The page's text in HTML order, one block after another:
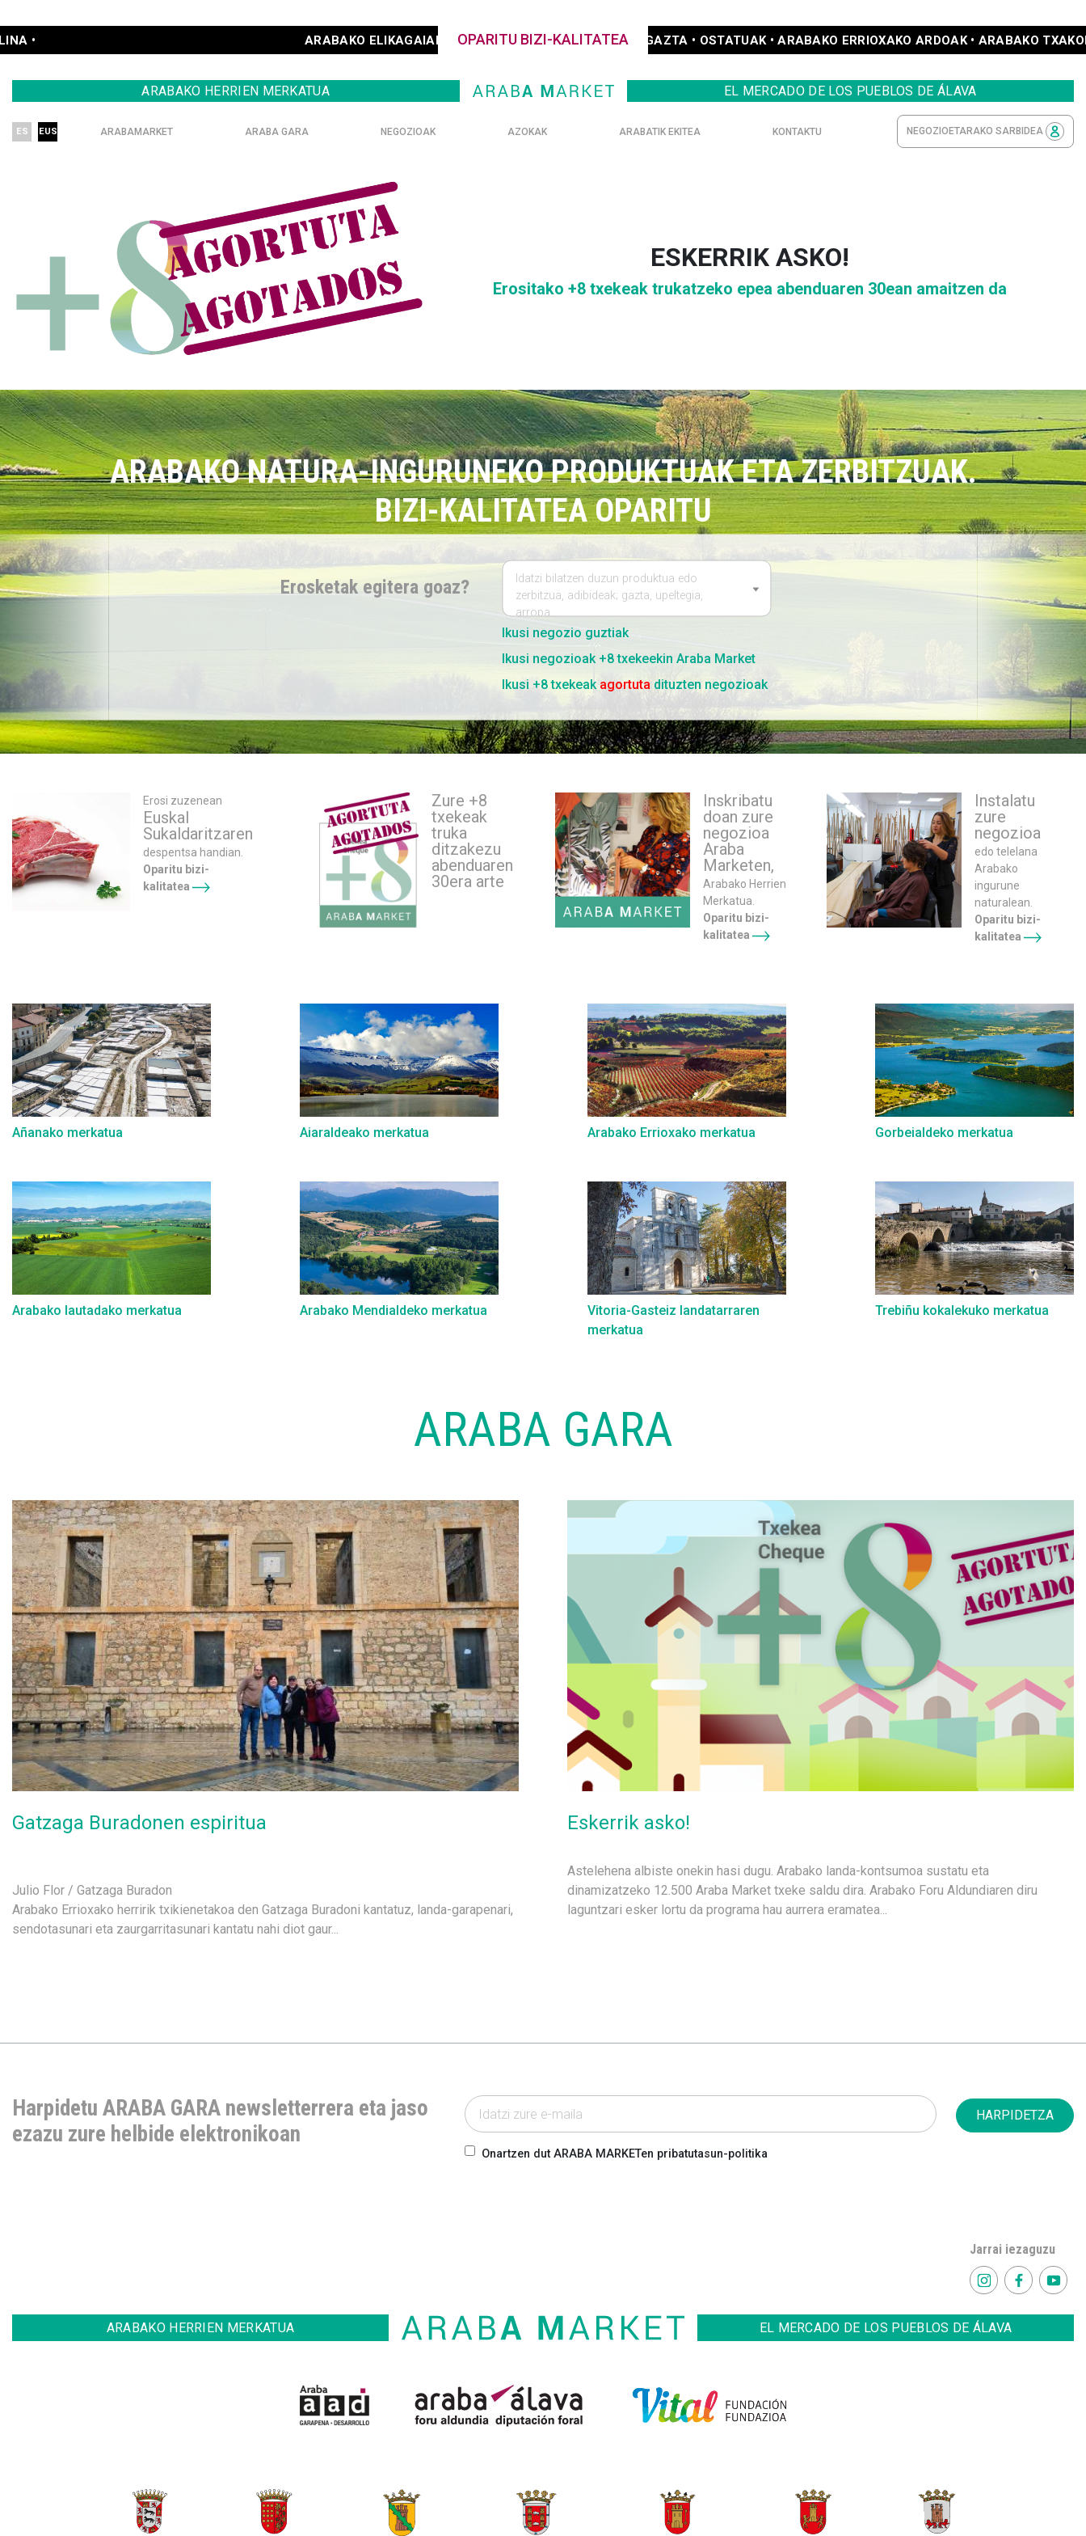
ARABAKO ELIKAGAIAK • AÑANAKO GATZA • IDIAZABAL GAZTA • OSTATUAK • ARABAKO ERRIOXAKO ARDOAK • ARABAKO TXAKOLINA •
OPARITU BIZI-KALITATEA
ARABAKO HERRIEN MERKATUA EL MERCADO DE LOS PUEBLOS DE ÁLAVA
ES EUS ARABAMARKET ARABA GARA NEGOZIOAK AZOKAK ARABATIK EKITEA KONTAKTU NEGOZIOETARAKO SARBIDEA
ESKERRIK ASKO!
Erositako +8 txekeak trukatzeko epea abenduaren 30ean amaitzen da
Erosketak egitera goaz?
Idatzi bilatzen duzun produktua edo
zerbitzua, adibideak; gazta, upeltegia,
arropa…
Ikusi negozio guztiak
Ikusi negozioak +8 txekeekin Araba Market
Ikusi +8 txekeak agortutadituzten negozioak
ARABAKO NATURA-INGURUNEKO PRODUKTUAK ETA ZERBITZUAK.
BIZI-KALITATEA OPARITU
Erosi zuzenean
Euskal
Sukaldaritzaren
despentsa handian.
Oparitu bizi-
kalitatea
Zure +8
txekeak
truka
ditzakezu
abenduaren
30era arte
Inskribatu
doan zure
negozioa
Araba
Marketen,
Arabako Herrien
Merkatua.
Oparitu bizi-
kalitatea
Instalatu
zure
negozioa
edo telelana
Arabako
ingurune
naturalean.
Oparitu bizi-
kalitatea
Añanako merkatua Aiaraldeako merkatua Arabako Errioxako merkatua Gorbeialdeko merkatua
Arabako lautadako merkatua Arabako Mendialdeko merkatua
Vitoria-Gasteiz landatarraren
merkatua
Trebiñu kokalekuko merkatua
ARABA GARA
Gatzaga Buradonen espiritua
Julio Flor / Gatzaga Buradon
Arabako Errioxako herririk txikienetakoa den Gatzaga Buradoni kantatuz, landa-garapenari,
sendotasunari eta zaurgarritasunari kantatu nahi diot gaur...
Eskerrik asko!
Astelehena albiste onekin hasi dugu. Arabako landa-kontsumoa sustatu eta
dinamizatzeko 12.500 Araba Market txeke saldu dira. Arabako Foru Aldundiaren diru
laguntzari esker lortu da programa hau aurrera eramatea...
Harpidetu ARABA GARA newsletterrera eta jaso
ezazu zure helbide elektronikoan
Onartzen dut ARABA MARKETen pribatutasun-politika
HARPIDETZA
Jarrai iezaguzu
ARABAKO HERRIEN MERKATUA EL MERCADO DE LOS PUEBLOS DE ÁLAVA